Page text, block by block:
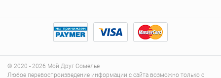
© 2020 - 2026 Мой Друг Сомелье
Любое перевоспроизведение информации с сайта возможно только с